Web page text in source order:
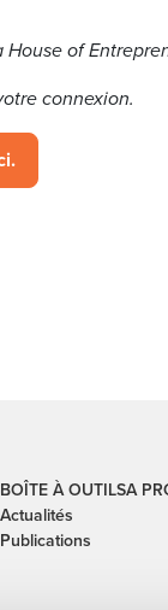
of
connexion.
BOÎTE À OUTILS
Actualités
Publications
A